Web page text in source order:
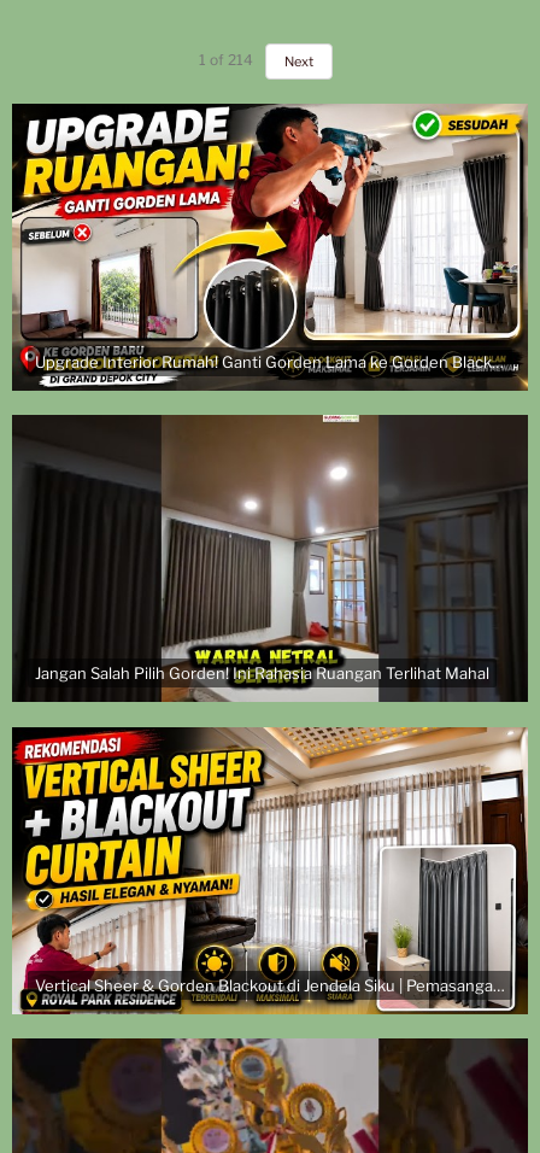
1 of 214 Next
Upgrade Interior Rumah! Ganti Gorden Lama ke Gorden Blackout Smokering | Pasang di Grand Depok City
Jangan Salah Pilih Gorden! Ini Rahasia Ruangan Terlihat Mahal
Vertical Sheer & Gorden Blackout di Jendela Siku | Pemasangan di Royal Park Residence